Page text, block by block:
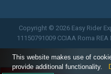
Copyright © 2026 Easy Rider
11150791009 CCIAA Roma
This website makes use of
provide additional functionality.